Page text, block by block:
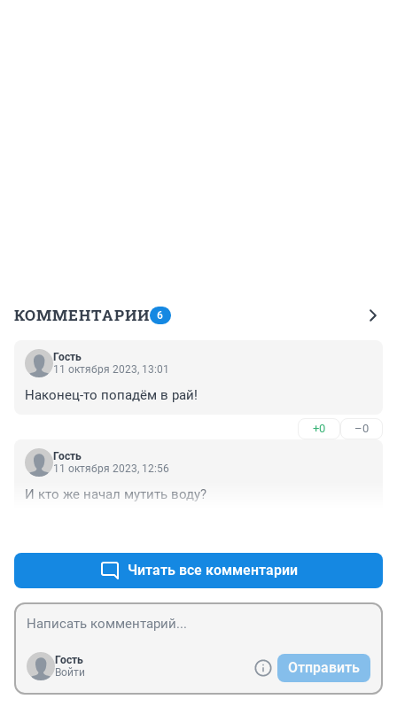
КОММЕНТАРИИ 6
Гость
11 октября 2023, 13:01
Наконец-то попадём в рай!
+0 –0
Гость
11 октября 2023, 12:56
И кто же начал мутить воду?
Читать все комментарии
Гость
Войти
Отправить